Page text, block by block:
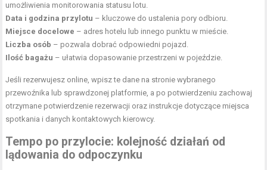
umożliwienia monitorowania statusu lotu.
Data i godzina przylotu – kluczowe do ustalenia pory odbioru.
Miejsce docelowe – adres hotelu lub innego punktu w mieście.
Liczba osób – pozwala dobrać odpowiedni pojazd .
Ilość bagażu – ułatwia dopasowanie przestrzeni w pojeździe.
Jeśli rezerwujesz online, wpisz te dane na stronie wybranego
przewoźnika lub sprawdzonej platformie, a po potwierdzeniu zachowaj
otrzymane potwierdzenie rezerwacji oraz instrukcje dotyczące miejsca
spotkania i danych kontaktowych kierowcy.
Tempo po przylocie: kolejność działań od
lądowania do odpoczynku